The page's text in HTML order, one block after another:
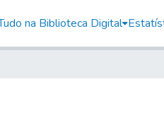
na Biblioteca Digital